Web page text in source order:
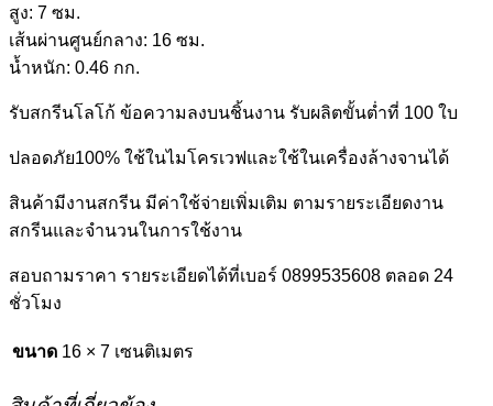
สูง: 7 ซม.
เส้นผ่านศูนย์กลาง: 16 ซม.
น้ำหนัก: 0.46 กก.
รับสกรีนโลโก้ ข้อความลงบนชิ้นงาน รับผลิตขั้นต่ำที่ 100 ใบ
ปลอดภัย100% ใช้ในไมโครเวฟและใช้ในเครื่องล้างจานได้
สินค้ามีงานสกรีน มีค่าใช้จ่ายเพิ่มเติม ตามรายระเอียดงาน
สกรีนและจำนวนในการใช้งาน
สอบถามราคา รายระเอียดได้ที่เบอร์ 0899535608 ตลอด 24
ชั่วโมง
ขนาด 16 × 7 เซนติเมตร